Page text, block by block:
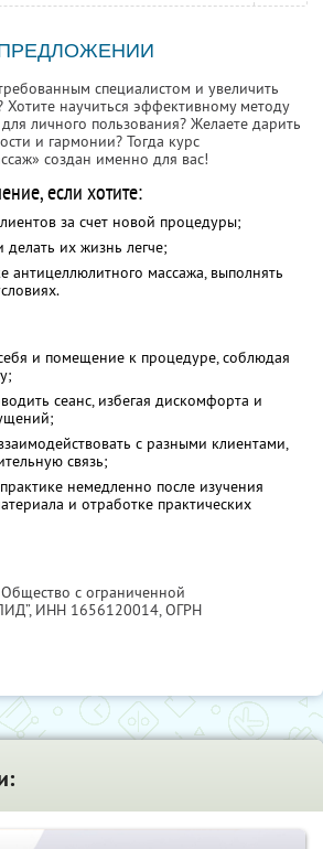
специалистом и увеличить
Хотите научиться эффективному методу
личного пользования? Желаете дарить
и гармонии? Тогда курс
создан именно для вас!
если хотите:
за счет новой процедуры;
их жизнь легче;
антицеллюлитного массажа, выполнять
и помещение к процедуре, соблюдая
сеанс, избегая дискомфорта и
с разными клиентами,
связь;
немедленно после изучения
и отработке практических
Общество с ограниченной
ИНН 1656120014, ОГРН